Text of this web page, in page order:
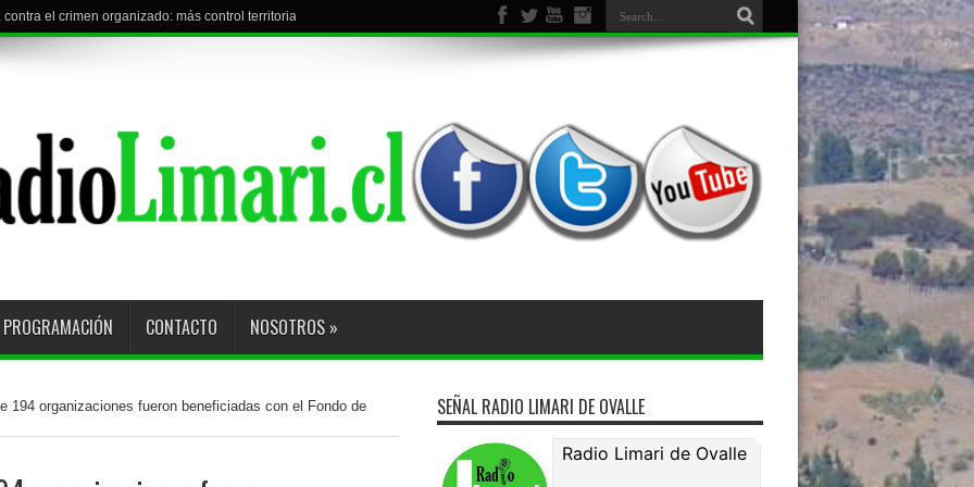
el crimen organizado: más control territorial, cárceles más estrictas y decomiso de bienes
torneo con visita a Curacaví F.C.
PROGRAMACIÓN CONTACTO NOSOTROS »
194 organizaciones fueron beneficiadas con el Fondo de
SEÑAL RADIO LIMARI DE OVALLE